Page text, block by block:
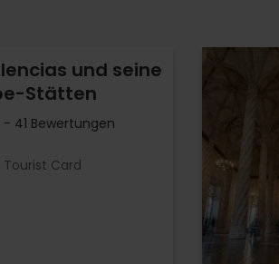
und seine
Stätten
- 41 Bewertungen
Tourist Card